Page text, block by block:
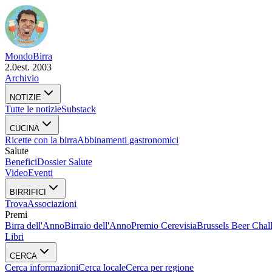
MondoBirra
2.0est. 2003
Archivio
NOTIZIE
Tutte le notizieSubstack
CUCINA
Ricette con la birraAbbinamenti gastronomici
Salute
BeneficiDossier Salute
VideoEventi
BIRRIFICI
TrovaAssociazioni
Premi
Birra dell'AnnoBirraio dell'AnnoPremio CerevisiaBrussels Beer
Libri
CERCA
Cerca informazioniCerca localeCerca per regione